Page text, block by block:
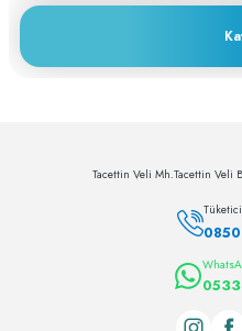
sahip
Tacettin Veli Mh.Tacettin Veli